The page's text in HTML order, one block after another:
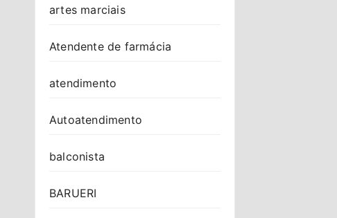
artes marciais
Atendente de farmácia
atendimento
Autoatendimento
balconista
BARUERI